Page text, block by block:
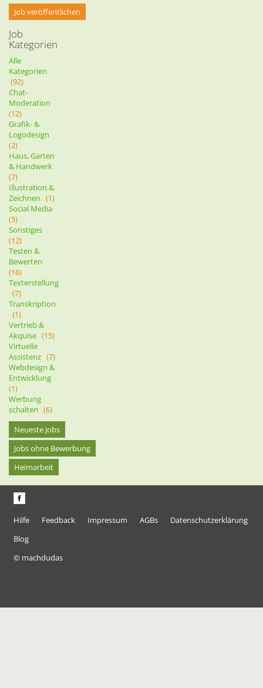
Job veröffentlichen
Job
Kategorien
Alle
Kategorien
(92)
Chat-
Moderation
(12)
Grafik- &
Logodesign
(2)
Haus, Garten
& Handwerk
(7)
Illustration &
Zeichnen (1)
Social Media
(5)
Sonstiges
(12)
Testen &
Bewerten
(16)
Texterstellung
(7)
Transkription
(1)
Vertrieb &
Akquise (15)
Virtuelle
Assistenz (7)
Webdesign &
Entwicklung
(1)
Werbung
schalten (6)
Neueste Jobs
Jobs ohne Bewerbung
Heimarbeit
Hilfe Feedback Impressum AGBs
Datenschutzerklärung
Blog
© machdudas